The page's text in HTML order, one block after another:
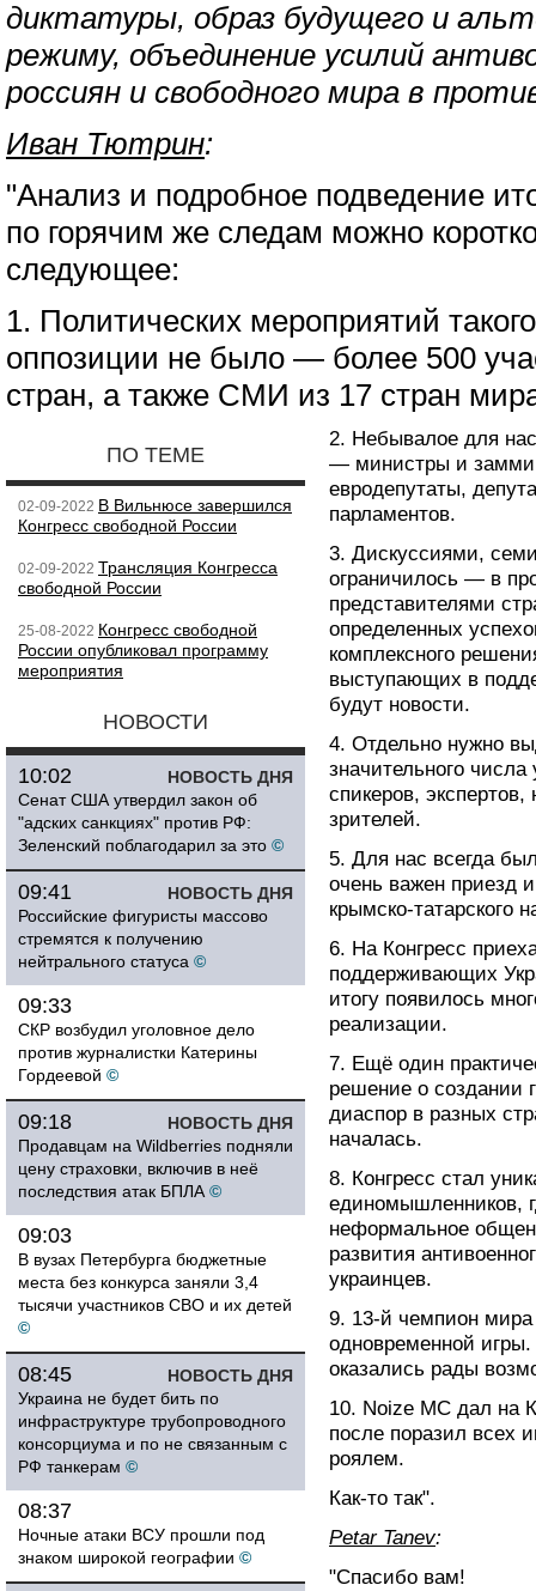
диктатуры, образ будущего и
режиму, объединение усилий
россиян и свободного мира в
Иван Тютрин:
"Анализ и подробное подведение
по горячим же следам можно
следующее:
1. Политических мероприятий
оппозиции не было — более 500
стран, а также СМИ из 17 стран
ПО ТЕМЕ
02-09-2022 В Вильнюсе завершился
Конгресс свободной России
02-09-2022 Трансляция Конгресса
свободной России
25-08-2022 Конгресс свободной
России опубликовал программу
мероприятия
НОВОСТИ
НОВОСТЬ ДНЯ
10:02
Сенат США утвердил закон об
"адских санкциях" против РФ:
Зеленский поблагодарил за это ©
НОВОСТЬ ДНЯ
09:41
Российские фигуристы массово
стремятся к получению
нейтрального статуса ©
09:33
СКР возбудил уголовное дело
против журналистки Катерины
Гордеевой ©
НОВОСТЬ ДНЯ
09:18
Продавцам на Wildberries подняли
цену страховки, включив в неё
последствия атак БПЛА ©
09:03
В вузах Петербурга бюджетные
места без конкурса заняли 3,4
тысячи участников СВО и их детей
©
НОВОСТЬ ДНЯ
08:45
Украина не будет бить по
инфраструктуре трубопроводного
консорциума и по не связанным с
РФ танкерам ©
08:37
Ночные атаки ВСУ прошли под
знаком широкой географии ©
2. Небывалое для
— министры и
евродепутаты,
парламентов.
3. Дискуссиями,
ограничилось — в
представителями
определенных
комплексного
выступающих в
будут новости.
4. Отдельно нужно
значительного
спикеров,
зрителей.
5. Для нас всегда
очень важен приезд
крымско-татарского
6. На Конгресс
поддерживающих
итогу появилось
реализации.
7. Ещё один
решение о создании
диаспор в разных
началась.
8. Конгресс стал
единомышленников,
неформальное
развития
украинцев.
9. 13-й чемпион
одновременной
оказались рады
10. Noize MC дал на
после поразил всех
роялем.
Как-то так".
Petar Tanev:
"Спасибо вам!